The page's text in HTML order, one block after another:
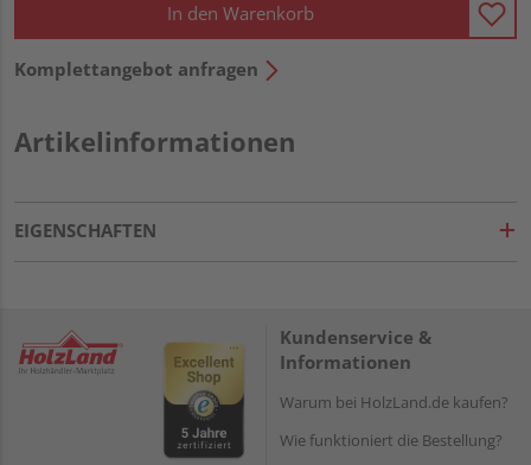
In den Warenkorb
Komplettangebot anfragen
Artikelinformationen
EIGENSCHAFTEN
Kundenservice &
Informationen
Warum bei HolzLand.de kaufen?
Wie funktioniert die Bestellung?